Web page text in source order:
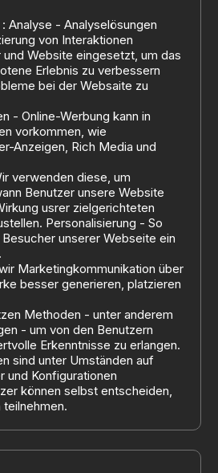
Analyse - Analyselösungen
von Interaktionen
Website eingesetzt, um das
Erlebnis zu verbessern
bei der Websaite zu
- Online-Werbung kann in
vorkommen, wie
Anzeigen, Rich Media und
verwenden diese, um
Benutzer unsere Website
usrer zielgerichteten
Personalisierung - So
unserer Webseite ein
Marketingkommunikation über
besser generieren, platzieren
Methoden - unter anderem
- um von den Benutzern
Erkenntnisse zu erlangen.
sind unter Umständen auf
und Konfigurationen
können selbst entscheiden,